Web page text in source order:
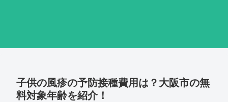
子供の風疹の予防接種費用は？大阪市の無
料対象年齢を紹介！